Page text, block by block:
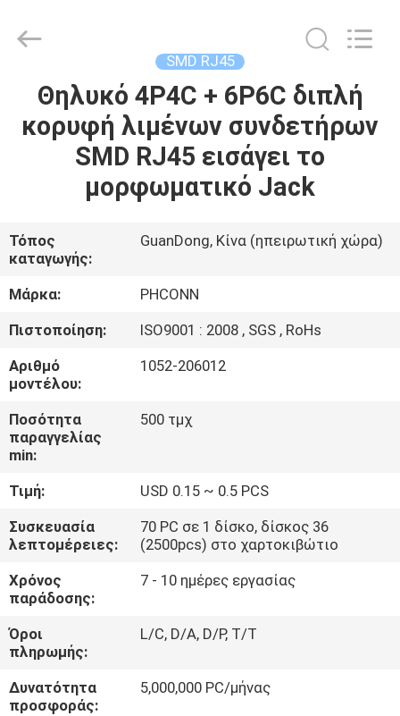
ΣΠΊΤΙ
ΠΡΟΪΌΝΤΑ
ΠΕΡΊΠΟΥ
ΕΜΕΊΣ
ΓΎΡΟΣ
ΕΡΓΟΣΤΑΣΊΩΝ
ΠΟΙΟΤΙΚΌΣ
ΈΛΕΓΧΟΣ
ΕΛΆΤΕ
ΣΕ
ΕΠΑΦΉ
ΜΕ
VR
SHOW
Electronics
Reserved.
SMD RJ45
Θηλυκό 4P4C + 6P6C διπλή
κορυφή λιμένων συνδετήρων
SMD RJ45 εισάγει το
μορφωματικό Jack
Τόπος
καταγωγής:
GuanDong, Κίνα (ηπειρωτική χώρα)
Μάρκα:
PHCONN
Πιστοποίηση:
ISO9001 : 2008 , SGS , RoHs
Αριθμό
μοντέλου:
1052-206012
Ποσότητα
παραγγελίας
min:
500 τμχ
Τιμή:
USD 0.15 ~ 0.5 PCS
Συσκευασία
λεπτομέρειες:
70 PC σε 1 δίσκο, δίσκος 36
(2500pcs) στο χαρτοκιβώτιο
Χρόνος
παράδοσης:
7 - 10 ημέρες εργασίας
Όροι
πληρωμής:
L/C, D/A, D/P, T/T
Δυνατότητα
προσφοράς:
5,000,000 PC/μήνας